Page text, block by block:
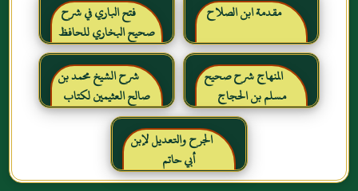
مقدمة ابن الصلاح
فتح الباري في شرح
صحيح البخاري للحافظ
ابن حجر العسقلاني
المنهاج شرح صحيح
مسلم بن الحجاج
شرح الشيخ محمد بن
صالح العثيمين لكتاب
رياض الصالحين للإمام
النووي رحمهم الله تعالىالجرح والتعديل لإبن
أبي حاتم